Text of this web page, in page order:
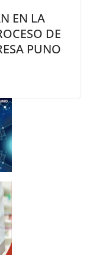
EN LA
DE
PUNO